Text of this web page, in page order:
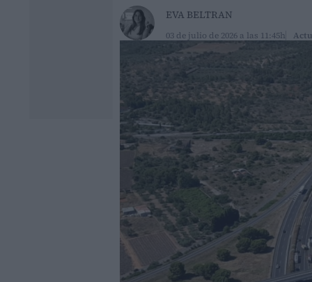
EVA BELTRAN
03 de julio de 2026 a las 11:45h